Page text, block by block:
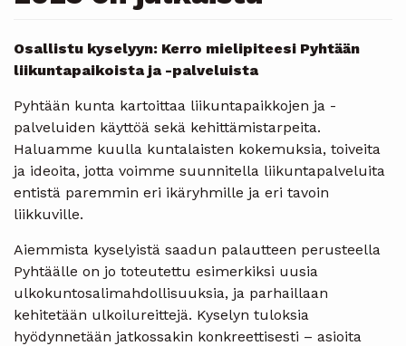
Osallistu kyselyyn: Kerro mielipiteesi Pyhtään
liikuntapaikoista ja -palveluista
Pyhtään kunta kartoittaa liikuntapaikkojen ja -
palveluiden käyttöä sekä kehittämistarpeita.
Haluamme kuulla kuntalaisten kokemuksia, toiveita
ja ideoita, jotta voimme suunnitella liikuntapalveluita
entistä paremmin eri ikäryhmille ja eri tavoin
liikkuville.
Aiemmista kyselyistä saadun palautteen perusteella
Pyhtäälle on jo toteutettu esimerkiksi uusia
ulkokuntosalimahdollisuuksia, ja parhaillaan
kehitetään ulkoilureittejä. Kyselyn tuloksia
hyödynnetään jatkossakin konkreettisesti – asioita